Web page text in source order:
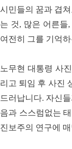
시민들의 꿈과 겹
는 것, 많은 어른들
여전히 그를 기억
노무현 대통령 사
리고 퇴임 후 사진
드러납니다. 자신
음과 스스럼없는
진보주의 연구에